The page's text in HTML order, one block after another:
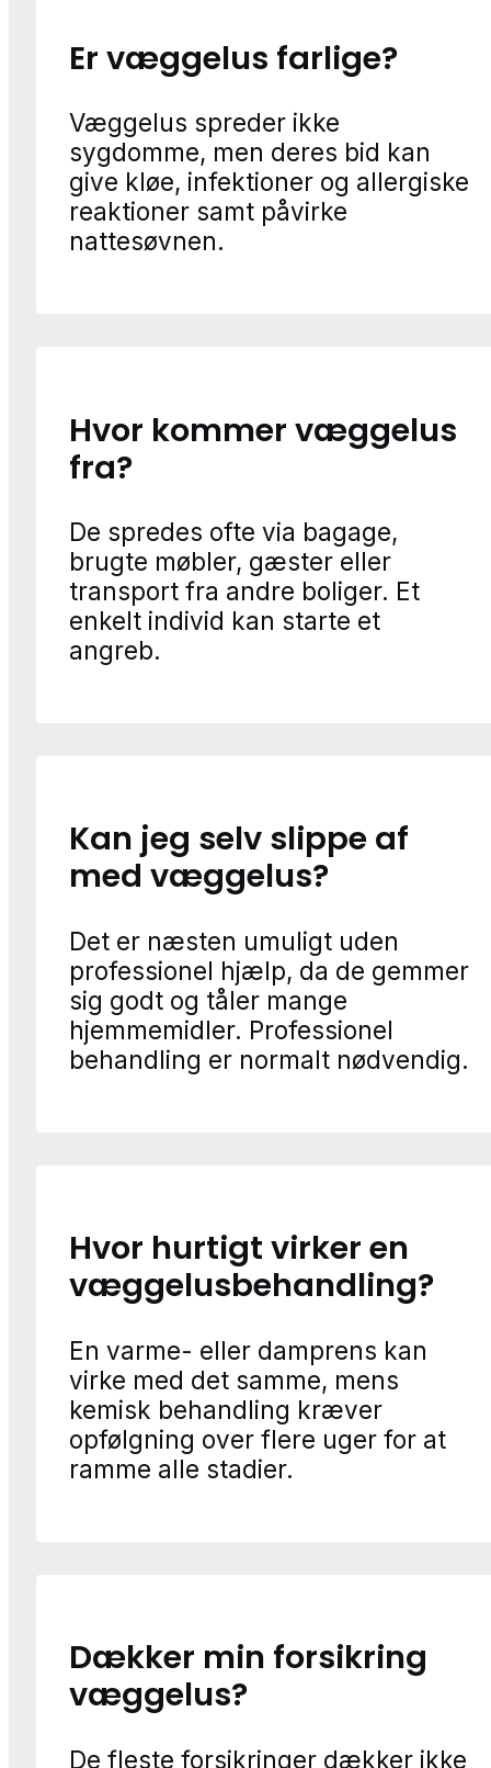
Er væggelus farlige?
Væggelus spreder ikke
sygdomme, men deres bid kan
give kløe, infektioner og allergiske
reaktioner samt påvirke
nattesøvnen.
Hvor kommer væggelus
fra?
De spredes ofte via bagage,
brugte møbler, gæster eller
transport fra andre boliger. Et
enkelt individ kan starte et
angreb.
Kan jeg selv slippe af
med væggelus?
Det er næsten umuligt uden
professionel hjælp, da de gemmer
sig godt og tåler mange
hjemmemidler. Professionel
behandling er normalt nødvendig.
Hvor hurtigt virker en
væggelusbehandling?
En varme- eller damprens kan
virke med det samme, mens
kemisk behandling kræver
opfølgning over flere uger for at
ramme alle stadier.
Dækker min forsikring
væggelus?
De fleste forsikringer dækker ikke